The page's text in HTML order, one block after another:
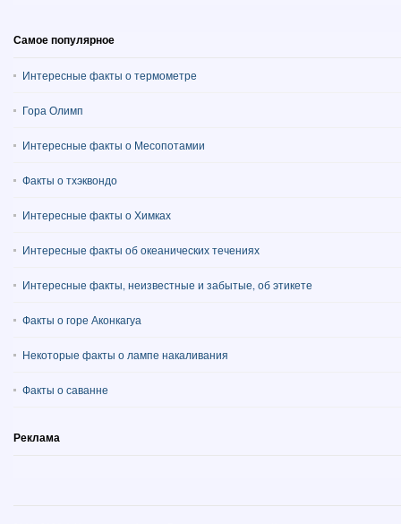
Самое популярное
Интересные факты о термометре
Гора Олимп
Интересные факты о Месопотамии
Факты о тхэквондо
Интересные факты о Химках
Интересные факты об океанических течениях
Интересные факты, неизвестные и забытые, об этикете
Факты о горе Аконкагуа
Некоторые факты о лампе накаливания
Факты о саванне
Реклама